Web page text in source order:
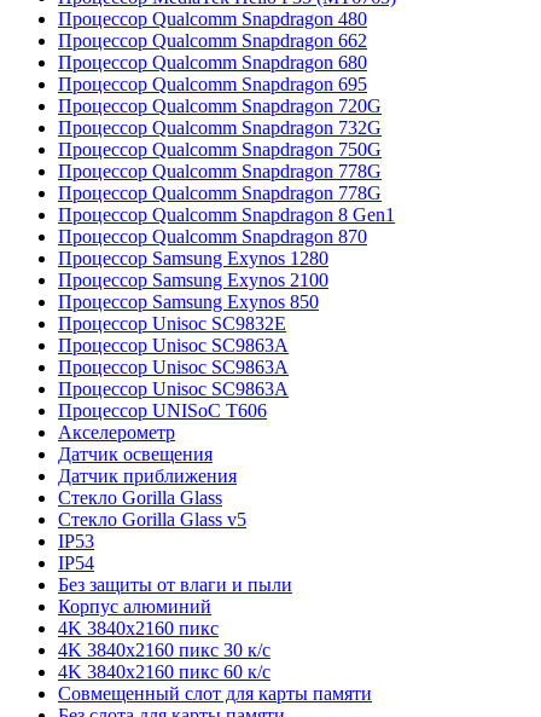
Процессор Qualcomm Snapdragon 480
Процессор Qualcomm Snapdragon 662
Процессор Qualcomm Snapdragon 680
Процессор Qualcomm Snapdragon 695
Процессор Qualcomm Snapdragon 720G
Процессор Qualcomm Snapdragon 732G
Процессор Qualcomm Snapdragon 750G
Процессор Qualcomm Snapdragon 778G
Процессор Qualcomm Snapdragon 778G
Процессор Qualcomm Snapdragon 8 Gen1
Процессор Qualcomm Snapdragon 870
Процессор Samsung Exynos 1280
Процессор Samsung Exynos 2100
Процессор Samsung Exynos 850
Процессор Unisoc SC9832E
Процессор Unisoc SC9863A
Процессор Unisoc SC9863A
Процессор Unisoc SC9863A
Процессор UNISoC T606
Акселерометр
Датчик освещения
Датчик приближения
Стекло Gorilla Glass
Стекло Gorilla Glass v5
IP53
IP54
Без защиты от влаги и пыли
Корпус алюминий
4K 3840x2160 пикс
4K 3840x2160 пикс 30 к/с
4K 3840x2160 пикс 60 к/с
Совмещенный слот для карты памяти